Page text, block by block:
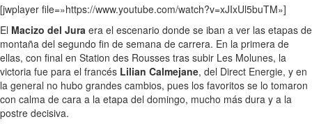
[jwplayer file=»https://www.youtube.com/watch?v=xJIxUl5buTM»]
El Macizo del Jura era el escenario donde se iban a ver las etapas de
montaña del segundo fin de semana de carrera. En la primera de
ellas, con final en Station des Rousses tras subir Les Molunes, la
victoria fue para el francés Lilian Calmejane, del Direct Energie, y en
la general no hubo grandes cambios, pues los favoritos se lo tomaron
con calma de cara a la etapa del domingo, mucho más dura y a la
postre decisiva.